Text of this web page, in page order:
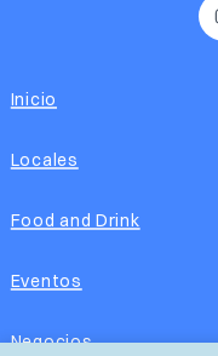
Inicio
Locales
Food and Drink
Eventos
Negocios